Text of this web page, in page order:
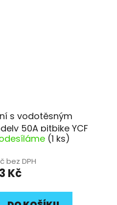
s vodotěsným
50A pitbike YCF
(1 ks)
bez DPH
Kč